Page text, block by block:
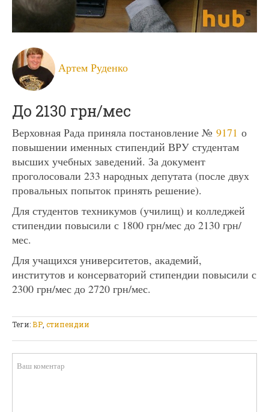
Артем Руденко
До 2130 грн/мес
Верховная Рада приняла постановление № 9171 о
повышении именных стипендий ВРУ студентам
высших учебных заведений. За документ
проголосовали 233 народных депутата (после двух
провальных попыток принять решение).
Для студентов техникумов (училищ) и колледжей
стипендии повысили с 1800 грн/мес до 2130 грн/
мес.
Для учащихся университетов, академий,
институтов и консерваторий стипендии повысили с
2300 грн/мес до 2720 грн/мес.
Теги:ВР стипендии